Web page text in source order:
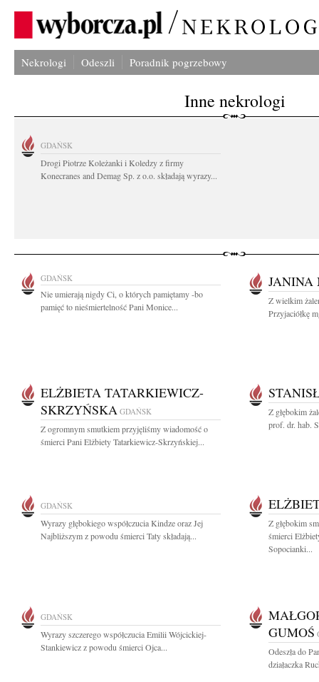
Nekrologi Odeszli Poradnik pogrzebowy
Inne nekrologi
GDAŃSK
Drogi Piotrze Koleżanki i Koledzy z firmy
Konecranes and Demag Sp. z o.o. składają wyrazy...
GDAŃSK
Nie umierają nigdy Ci, o których pamiętamy -bo
pamięć to nieśmiertelność Pani Monice...
JANINA
Z wielkim
Przyjaciółkę
ELŻBIETA TATARKIEWICZ-
SKRZYŃSKA GDAŃSK
Z ogromnym smutkiem przyjęliśmy wiadomość o
śmierci Pani Elżbiety Tatarkiewicz-Skrzyńskiej...
Z głębokim
prof. dr. hab.
GDAŃSK
Wyrazy głębokiego współczucia Kindze oraz Jej
Najbliższym z powodu śmierci Taty składają...
Z głębokim
śmierci
Sopocianki...
GDAŃSK
Wyrazy szczerego współczucia Emilii Wójcickiej-
Stankiewicz z powodu śmierci Ojca...
GUMOŚ
Odeszła do
działaczka